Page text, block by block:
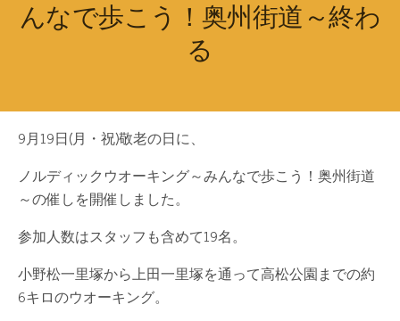
んなで歩こう！奥州街道～終わ
る
9月19日(月・祝)敬老の日に、
ノルディックウオーキング～みんなで歩こう！奥州街道
～の催しを開催しました。
参加人数はスタッフも含めて19名。
小野松一里塚から上田一里塚を通って高松公園までの約
6キロのウオーキング。